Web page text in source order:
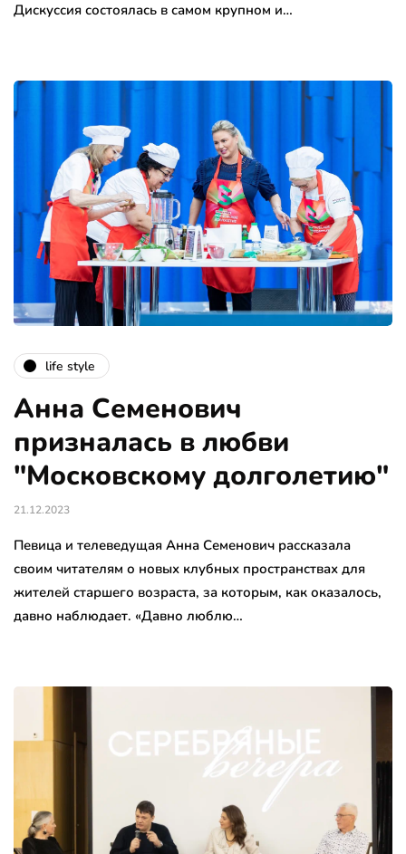
Дискуссия состоялась в самом крупном и…
life style
Анна Семенович
призналась в любви
"Московскому долголетию"
21.12.2023
Певица и телеведущая Анна Семенович рассказала
своим читателям о новых клубных пространствах для
жителей старшего возраста, за которым, как оказалось,
давно наблюдает. «Давно люблю…